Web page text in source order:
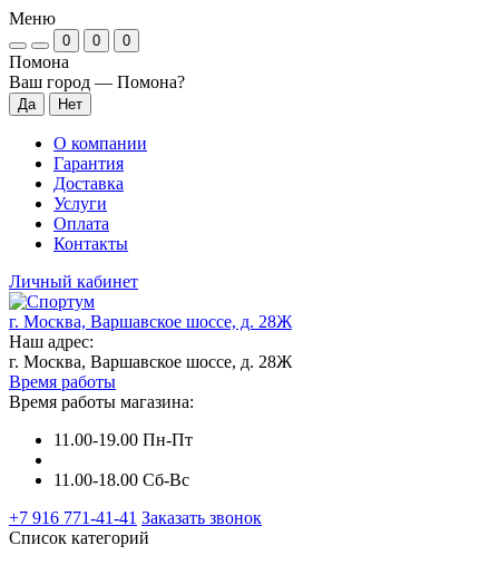
Меню
0 0 0
Помона
Ваш город — Помона?
О компании
Гарантия
Доставка
Услуги
Оплата
Контакты
Личный кабинет
г. Москва, Варшавское шоссе, д. 28Ж
Наш адрес:
г. Москва, Варшавское шоссе, д. 28Ж
Время работы
Время работы магазина:
11.00-19.00 Пн-Пт
11.00-18.00 Сб-Вс
+7 916 771-41-41 Заказать звонок
Список категорий